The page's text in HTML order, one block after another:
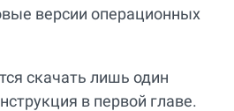
версии операционных
скачать лишь один
в первой главе.